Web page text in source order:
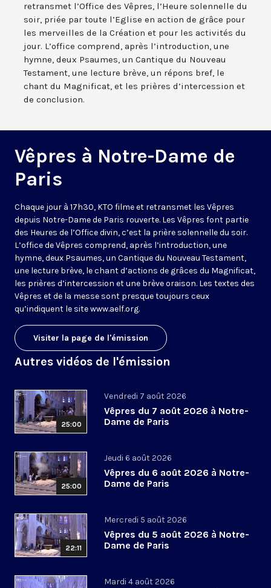
retransmet l’Office des Vêpres, l’Heure solennelle du
soir, priée par toute l’Eglise en action de grâce pour
les merveilles de la Création et pour les activités du
jour. L’office comprend, après l’introduction, une
hymne, deux Psaumes, un Cantique du Nouveau
Testament, une lecture brève, un répons bref, le
chant du Magnificat, et les prières d’intercession et
de conclusion.
Vêpres à Notre-Dame de
Paris
Chaque jour à 17h30, KTO filme et retransmet les Vêpres
depuis Notre-Dame de Paris rouverte. Les Vêpres font partie
des Heures de l’Office divin, c’est la prière solennelle du soir.
L’office de Vêpres comprend, après l’introduction, une
hymne, deux Psaumes, un Cantique du Nouveau Testament,
une lecture brève, le chant d’actions de grâces du Magnificat,
les prières d’intercession et une brève oraison. Les textes des
Vêpres et de la messe sont presque toujours ceux
qu’indiquent le sitewww.aelf.org.
Visiter la page de l'émission
Autres vidéos de l'émission
25:00
Vendredi 7 août 2026
Vêpres du 7 août 2026 à Notre-
Dame de Paris
25:00
Jeudi 6 août 2026
Vêpres du 6 août 2026 à Notre-
Dame de Paris
22:11
Mercredi 5 août 2026
Vêpres du 5 août 2026 à Notre-
Dame de Paris
Mardi 4 août 2026